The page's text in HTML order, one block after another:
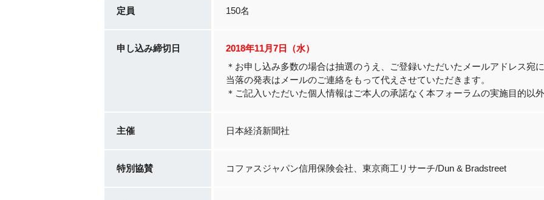
定員 150名
申し込み締切日
2018年11月7日（水）
＊お申し込み多数の場合は抽選のうえ、ご登録いただいたメールアドレス宛
当落の発表はメールのご連絡をもって代えさせていただきます。
＊ご記入いただいた個人情報はご本人の承諾なく本フォーラムの実施目的以
主催 日本経済新聞社
特別協賛 コファスジャパン信用保険会社、東京商工リサーチ/Dun & Bradstreet